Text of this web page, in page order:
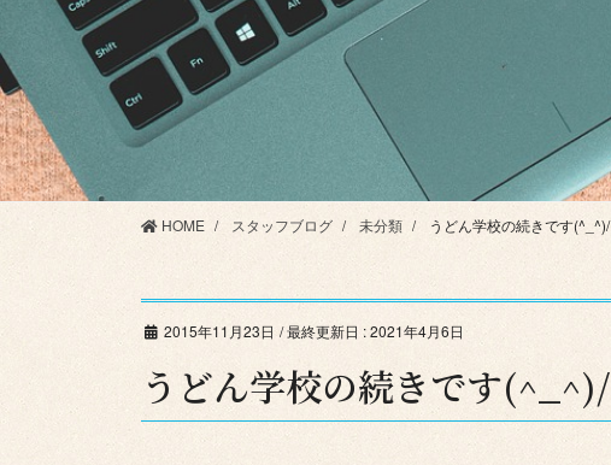
HOME スタッフブログ 未分類 うどん学校の続きです(^_^)/
2015年11月23日 / 最終更新日 :2021年4月6日
うどん学校の続きです(^_^)/